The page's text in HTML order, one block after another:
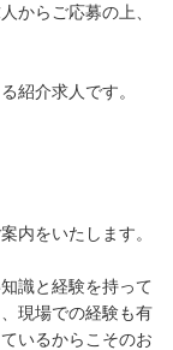
からご応募の上、
紹介求人です。
内をいたします。
識と経験を持って
現場での経験も有
いるからこそのお